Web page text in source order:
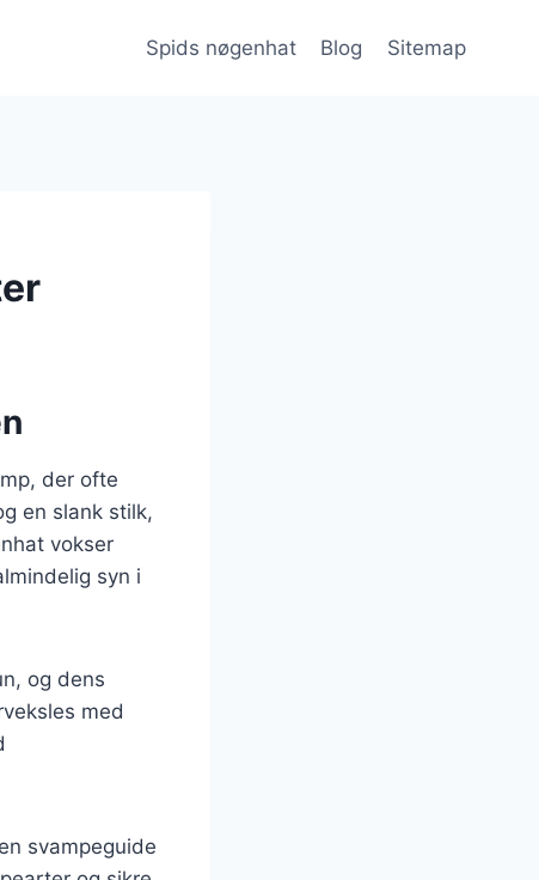
Spids nøgenhat Blog Sitemap
der ofte
en slank stilk,
vokser
syn i
og dens
med
svampeguide